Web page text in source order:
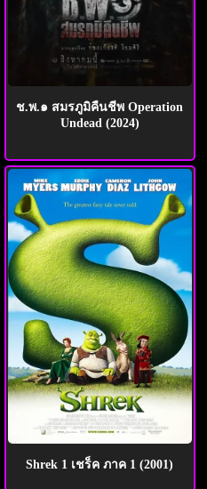
ช.พ.๑ สมรภูมิคืนชีพ Operation
Undead (2024)
Shrek 1 เชร็ค ภาค 1 (2001)